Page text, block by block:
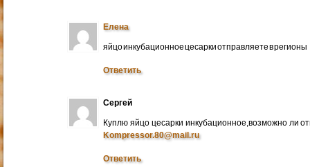
Елена
яйцо инкубационное цесарки отправляете в регионы
Ответить
Сергей
Куплю яйцо цесарки инкубационное,возможно ли
Kompressor.80@mail.ru
Ответить